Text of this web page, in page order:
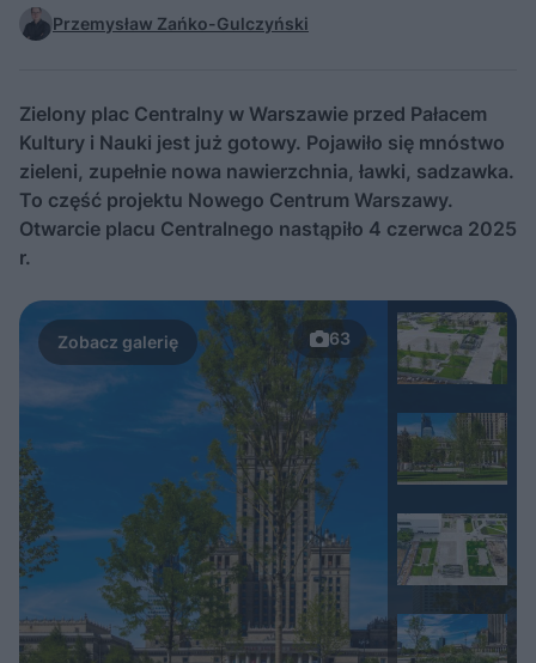
Przemysław Zańko-Gulczyński
Zielony plac Centralny w Warszawie przed Pałacem
Kultury i Nauki jest już gotowy. Pojawiło się mnóstwo
zieleni, zupełnie nowa nawierzchnia, ławki, sadzawka.
To część projektu Nowego Centrum Warszawy.
Otwarcie placu Centralnego nastąpiło 4 czerwca 2025
r.
63